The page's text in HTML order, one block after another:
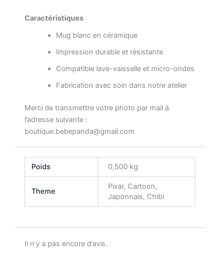
Caractéristiques
Mug blanc en céramique
Impression durable et résistante
Compatible lave-vaisselle et micro-ondes
Fabrication avec soin dans notre atelier
Merci de transmettre votre photo par mail à
l’adresse suivante :
boutique.bebepanda@gmail.com
Poids 0,500 kg
Theme
Pixar, Cartoon,
Japonnais, Chibi
Il n’y a pas encore d’avis.